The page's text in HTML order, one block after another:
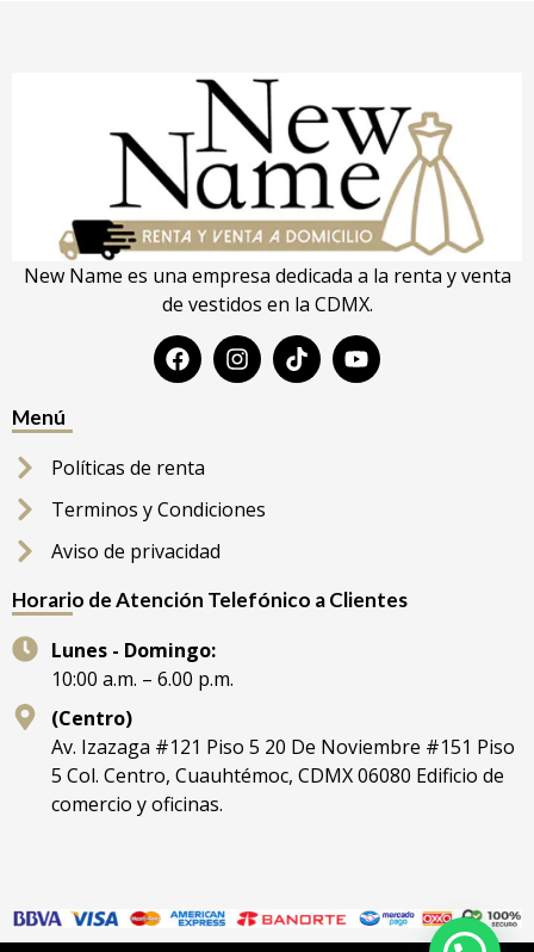
New Name es una empresa dedicada a la renta y venta
de vestidos en la CDMX.
Menú
Políticas de renta
Terminos y Condiciones
Aviso de privacidad
Horario de Atención Telefónico a Clientes
Lunes - Domingo:
10:00 a.m. – 6.00 p.m.
(Centro)
Av. Izazaga #121 Piso 5 20 De Noviembre #151 Piso
5 Col. Centro, Cuauhtémoc, CDMX 06080 Edificio de
comercio y oficinas.